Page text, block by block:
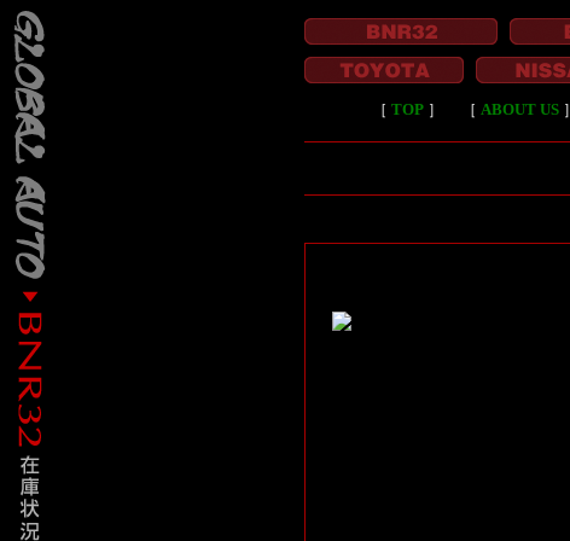
［ TOP］ ［ ABOUT US］